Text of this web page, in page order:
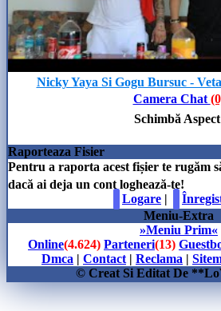
Nicky Yaya Si Gogu Bursuc -
Camera Chat
Schimbă Aspect
Raporteaza Fisier
Pentru a raporta acest fișier te rugăm
dacă ai deja un cont loghează-te!
Logare |
Meniu-Extra
»Meniu Prim«
Online(4.624) Parteneri(13)
Dmca | Contact | Reclama |
© Creat Si Editat De